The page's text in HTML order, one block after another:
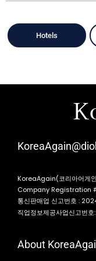
Hotels
KoreaAgain(코리아어게
Company Registration
통신판매업 신고번호 :
직업정보제공사업신고번
About